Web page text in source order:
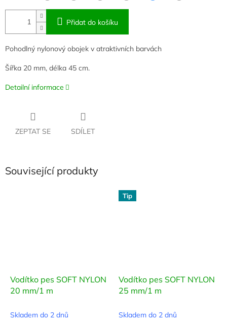
Přidat do košíku
Pohodlný nylonový obojek v atraktivních barvách
Šířka 20 mm, délka 45 cm.
Detailní informace
ZEPTAT SE SDÍLET
Související produkty
Vodítko pes SOFT NYLON
20 mm/1 m
Skladem do 2 dnů
Tip
Vodítko pes SOFT NYLON
25 mm/1 m
Skladem do 2 dnů